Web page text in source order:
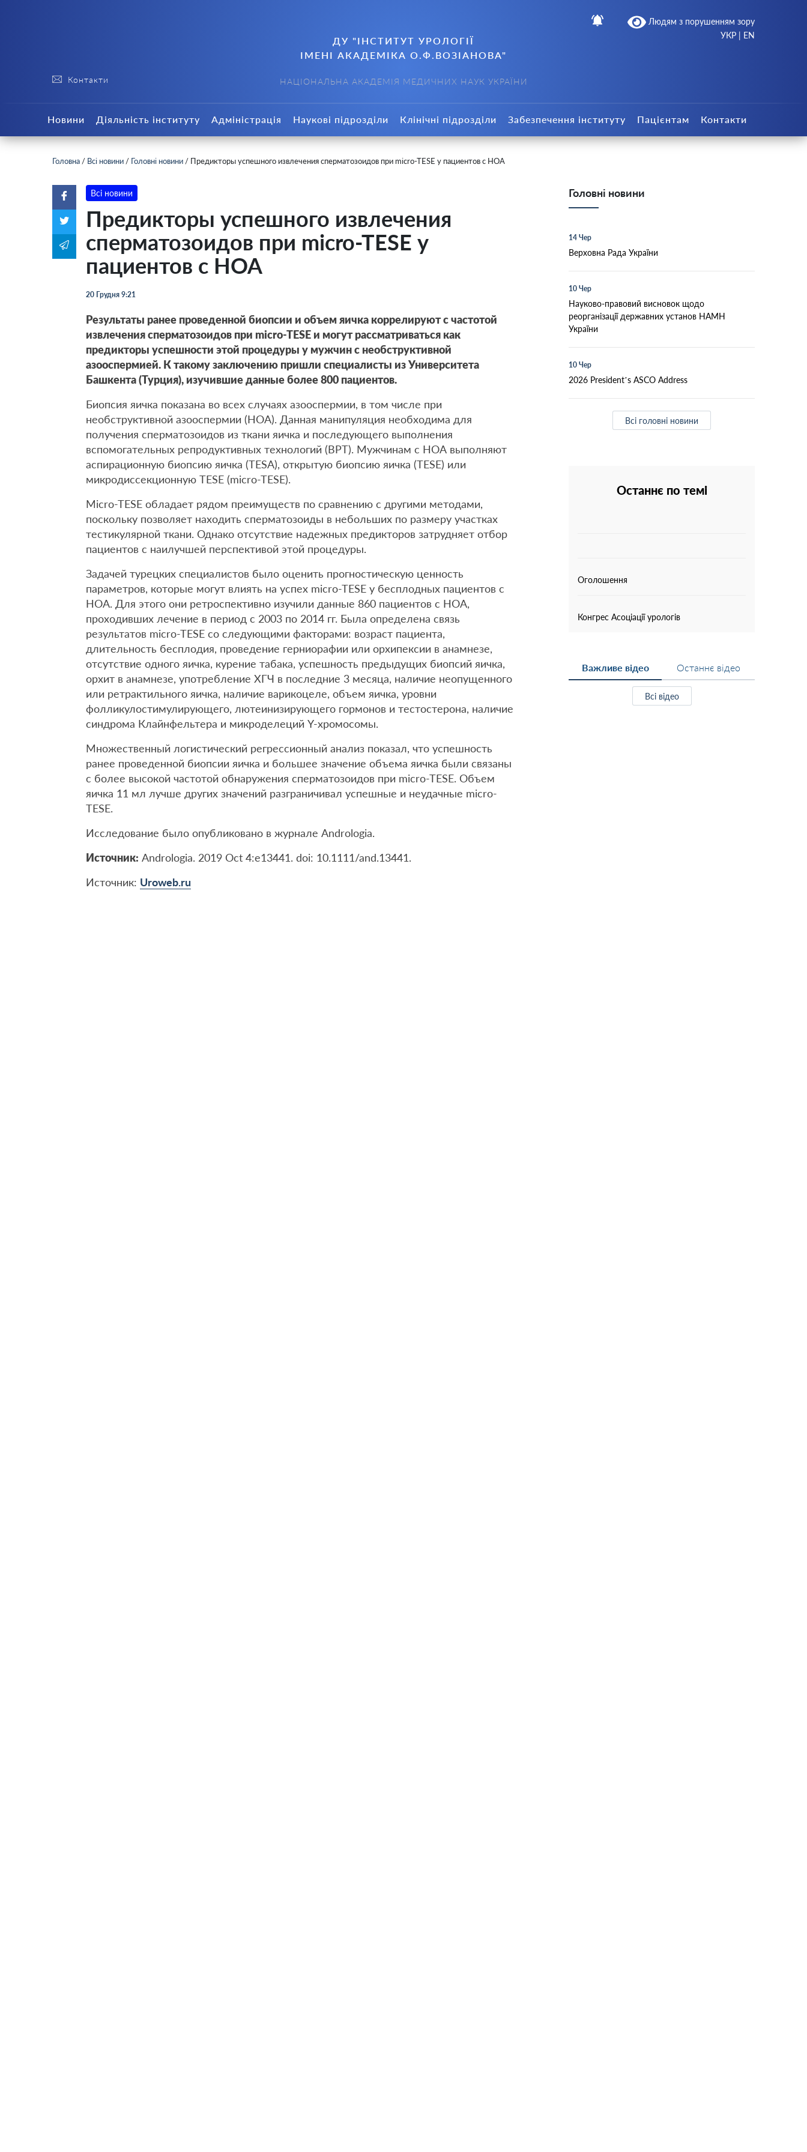
Людям з порушенням зору
Контакти
ДУ "ІНСТИТУТ УРОЛОГІЇ
ІМЕНІ АКАДЕМІКА О.Ф.ВОЗІАНОВА"
НАЦІОНАЛЬНА АКАДЕМІЯ МЕДИЧНИХ НАУК УКРАЇНИ
УКР | EN
Новини Діяльність інституту Адміністрація Наукові підрозділи Клінічні підрозділи Забезпечення інституту Пацієнтам Контакти
Головна / Всі новини / Головні новини / Предикторы успешного извлечения сперматозоидов при micro-TESE у пациентов с НОА
Всі новини
Предикторы успешного извлечения
сперматозоидов при micro-TESE у
пациентов с НОА
20 Грудня 9:21
Результаты ранее проведенной биопсии и объем яичка коррелируют с частотой
извлечения сперматозоидов при micro-TESE и могут рассматриваться как
предикторы успешности этой процедуры у мужчин с необструктивной
азооспермией. К такому заключению пришли специалисты из Университета
Башкента (Турция), изучившие данные более 800 пациентов.
Биопсия яичка показана во всех случаях азооспермии, в том числе при
необструктивной азооспермии (НОА). Данная манипуляция необходима для
получения сперматозоидов из ткани яичка и последующего выполнения
вспомогательных репродуктивных технологий (ВРТ). Мужчинам с НОА выполняют
аспирационную биопсию яичка (TESA), открытую биопсию яичка (TESE) или
микродиссекционную TESE (micro-TESE).
Micro-TESE обладает рядом преимуществ по сравнению с другими методами,
поскольку позволяет находить сперматозоиды в небольших по размеру участках
тестикулярной ткани. Однако отсутствие надежных предикторов затрудняет отбор
пациентов с наилучшей перспективой этой процедуры.
Задачей турецких специалистов было оценить прогностическую ценность
параметров, которые могут влиять на успех micro-TESE у бесплодных пациентов с
НОА. Для этого они ретроспективно изучили данные 860 пациентов с НОА,
проходивших лечение в период с 2003 по 2014 гг. Была определена связь
результатов micro-TESE со следующими факторами: возраст пациента,
длительность бесплодия, проведение герниорафии или орхипексии в анамнезе,
отсутствие одного яичка, курение табака, успешность предыдущих биопсий яичка,
орхит в анамнезе, употребление ХГЧ в последние 3 месяца, наличие неопущенного
или ретрактильного яичка, наличие варикоцеле, объем яичка, уровни
фолликулостимулирующего, лютеинизирующего гормонов и тестостерона, наличие
синдрома Клайнфельтера и микроделеций Y-хромосомы.
Множественный логистический регрессионный анализ показал, что успешность
ранее проведенной биопсии яичка и большее значение объема яичка были связаны
с более высокой частотой обнаружения сперматозоидов при micro-TESE. Объем
яичка 11 мл лучше других значений разграничивал успешные и неудачные micro-
TESE.
Исследование было опубликовано в журнале Andrologia.
Источник: Andrologia. 2019 Oct 4:e13441. doi: 10.1111/and.13441.
Источник: Uroweb.ru
Головні новини
14 Чер
Верховна Рада України
10 Чер
Науково-правовий висновок щодо
реорганізації державних установ НАМН
України
10 Чер
2026 President’s ASCO Address
Всі головні новини
Останнє по темі
Оголошення
Конгрес Асоціації урологів
Важливе відео Останнє відео
Всі відео